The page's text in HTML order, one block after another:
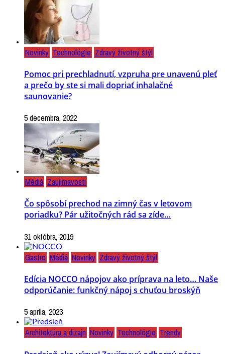
Novinky Technológie Zdravý životný štýl
Pomoc pri prechladnutí, vzpruha pre unavenú pleť
a prečo by ste si mali dopriať inhalačné
saunovanie?
5 decembra, 2022
Médiá Zaujímavosti
Čo spôsobí prechod na zimný čas v letovom
poriadku? Pár užitočných rád sa zíde…
31 októbra, 2019
Gastro Médiá Novinky Zdravý životný štýl
Edícia NOCCO nápojov ako príprava na leto… Naše
odporúčanie: funkčný nápoj s chuťou broskýň
5 apríla, 2023
Architektúra a dizajn Novinky Technológie Trendy